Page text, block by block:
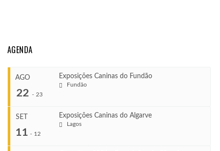
AGENDA
AGO
22 - 23
Exposições Caninas do Fundão
Fundão
SET
11 - 12
Exposições Caninas do Algarve
Lagos